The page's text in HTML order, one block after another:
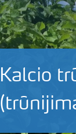
Kalcio